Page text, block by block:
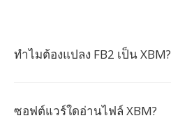
ทำไมต้องแปลง FB2 เป็น XBM?
ซอฟต์แวร์ใดอ่านไฟล์ XBM?